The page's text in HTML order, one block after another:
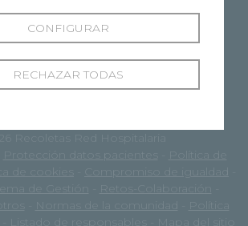
Recoletas Red Hospitalaria
Protección datos pacientes
Política de
de cookies Compromiso de igualdad
de Gestión
Retos-Colaboración
Normas de la comunidad
Política
Listado de responsables
Mapa del sitio
RECHAZAR TODAS
CONFIGURAR